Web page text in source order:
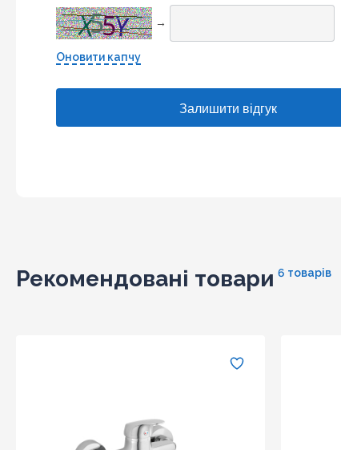
→
Оновити капчу
Рекомендовані товари 6 товарів